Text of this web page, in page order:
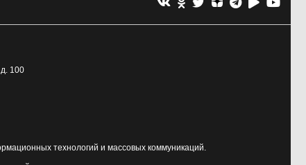
100
технологий и массовых коммуникаций.